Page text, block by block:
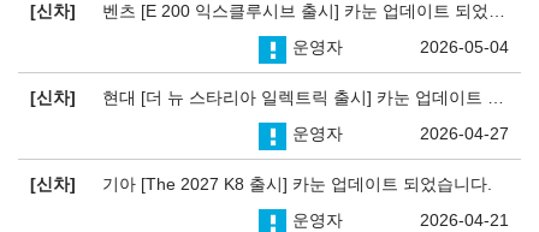
신차
2026-05-04
운영자
신차
2026-04-27
운영자
신차
기아 [The 2027 K8 출시] 카눈 업데이트 되었습니다.
2026-04-21
운영자